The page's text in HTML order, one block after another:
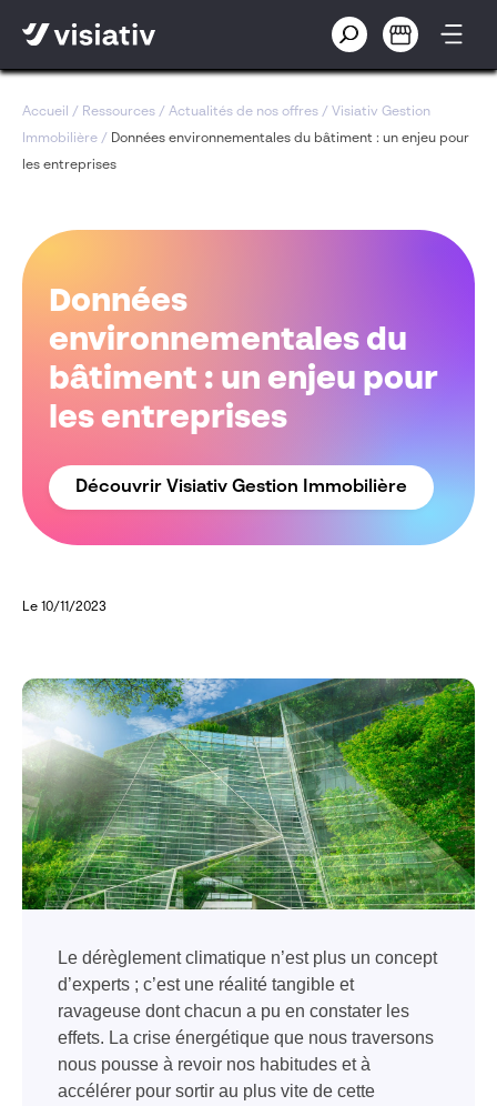
Accueil / Ressources / Actualités de nos offres / Visiativ Gestion
Immobilière / Données environnementales du bâtiment : un enjeu pour
les entreprises
Données
environnementales du
bâtiment : un enjeu pour
les entreprises
Découvrir Visiativ Gestion Immobilière
Le 10/11/2023
Le dérèglement climatique n’est plus un concept
d’experts ; c’est une réalité tangible et
ravageuse dont chacun a pu en constater les
effets. La crise énergétique que nous traversons
nous pousse à revoir nos habitudes et à
accélérer pour sortir au plus vite de cette